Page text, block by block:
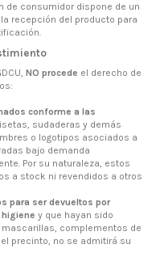
de consumidor dispone de un
recepción del producto para
NO procede el derecho de
conforme a las
sudaderas y demás
o logotipos asociados a
bajo demanda
Por su naturaleza, estos
a stock ni revendidos a otros
para ser devueltos por
y que hayan sido
complementos de
precinto, no se admitirá su